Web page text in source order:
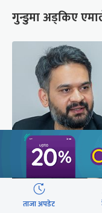
गुन्डुमा अड्किए
बालेनलाई मनीष
ताजा अपडेट